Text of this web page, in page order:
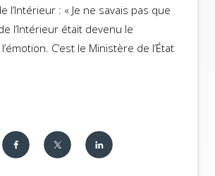
l’Intérieur : « Je ne savais pas que
l’Intérieur était devenu le
C’est le Ministère de l’État